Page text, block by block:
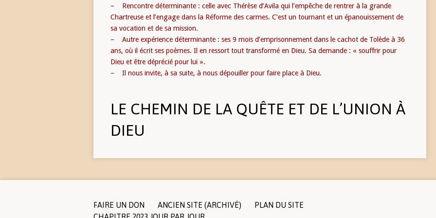
– Rencontre déterminante : celle avec Thérèse d’Avila qui l’empêche de rentrer à la grande
Chartreuse et l’engage dans la Réforme des carmes. C’est un tournant et un épanouissement de
sa vocation et de sa mission.
– Autre expérience déterminante : ses 9 mois d’emprisonnement dans le cachot de Tolède à 36
ans, où il écrit ses poèmes. Il en ressort tout transformé en Dieu. Sa demande : « souffrir pour
Dieu et être déprécié pour lui ».
– Il nous invite, à sa suite, à nous dépouiller pour faire place à Dieu.
LE CHEMIN DE LA QUÊTE ET DE L’UNION À
DIEU
FAIRE UN DON ANCIEN SITE (ARCHIVÉ)
PLAN DU SITE